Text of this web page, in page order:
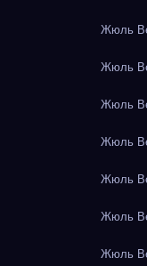
Жюль
Жюль
Жюль
Жюль
Жюль
Жюль
Жюль